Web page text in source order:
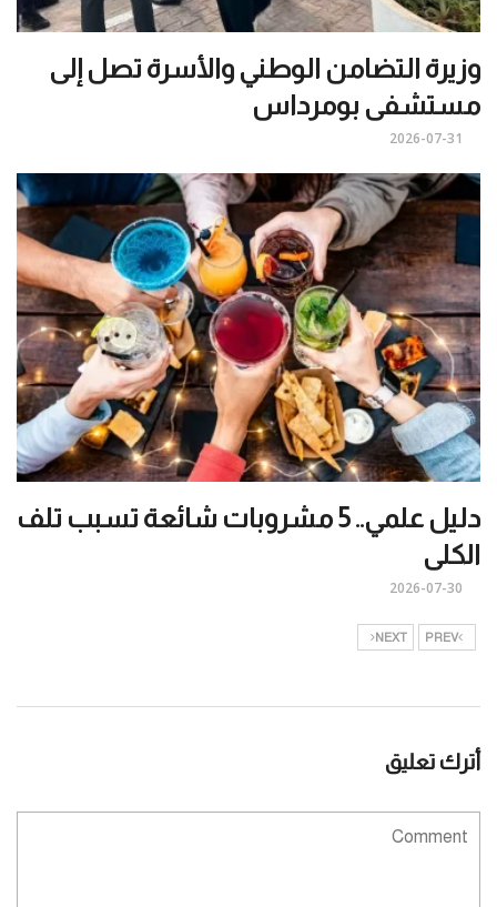
وزيرة التضامن الوطني والأسرة تصل إلى
مستشفى بومرداس
2026-07-31
دليل علمي.. 5 مشروبات شائعة تسبب تلف
الكلى
2026-07-30
PREV
NEXT
أترك تعليق